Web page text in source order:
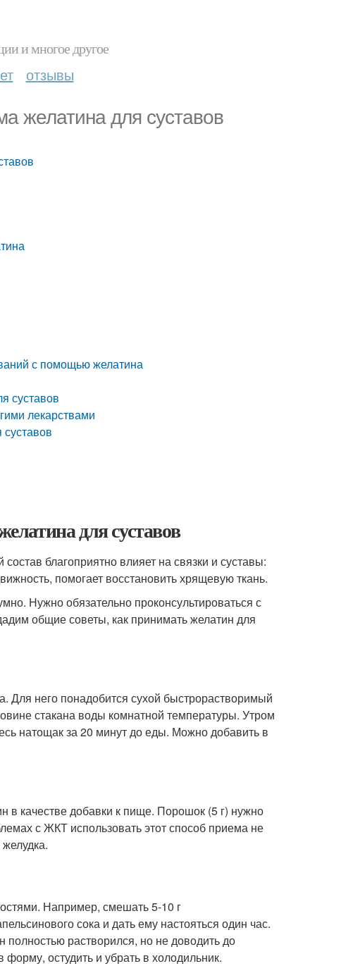
и многое другое
отзывы
желатина для суставов
с помощью желатина
суставов
лекарствами
для суставов
благоприятно влияет на связки и суставы:
помогает восстановить хрящевую ткань.
Нужно обязательно проконсультироваться с
общие советы, как принимать желатин для
него понадобится сухой быстрорастворимый
стакана воды комнатной температуры. Утром
натощак за 20 минут до еды. Можно добавить в
в качестве добавки к пище. Порошок (5 г) нужно
с ЖКТ использовать этот способ приема не
Например, смешать 5-10 г
сока и дать ему настояться один час.
растворился, но не доводить до
форму, остудить и убрать в холодильник.